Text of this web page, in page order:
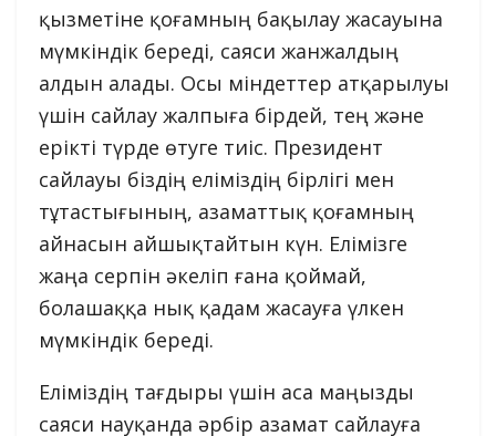
қызметіне қоғамның бақылау жасауына
мүмкіндік береді, саяси жанжалдың
алдын алады. Осы міндеттер атқарылуы
үшін сайлау жалпыға бірдей, тең және
ерікті түрде өтуге тиіс. Президент
сайлауы біздің еліміздің бірлігі мен
тұтастығының, азаматтық қоғамның
айнасын айшықтайтын күн. Елімізге
жаңа серпін әкеліп ғана қоймай,
болашаққа нық қадам жасауға үлкен
мүмкіндік береді.
Еліміздің тағдыры үшін аса маңызды
саяси науқанда әрбір азамат сайлауға